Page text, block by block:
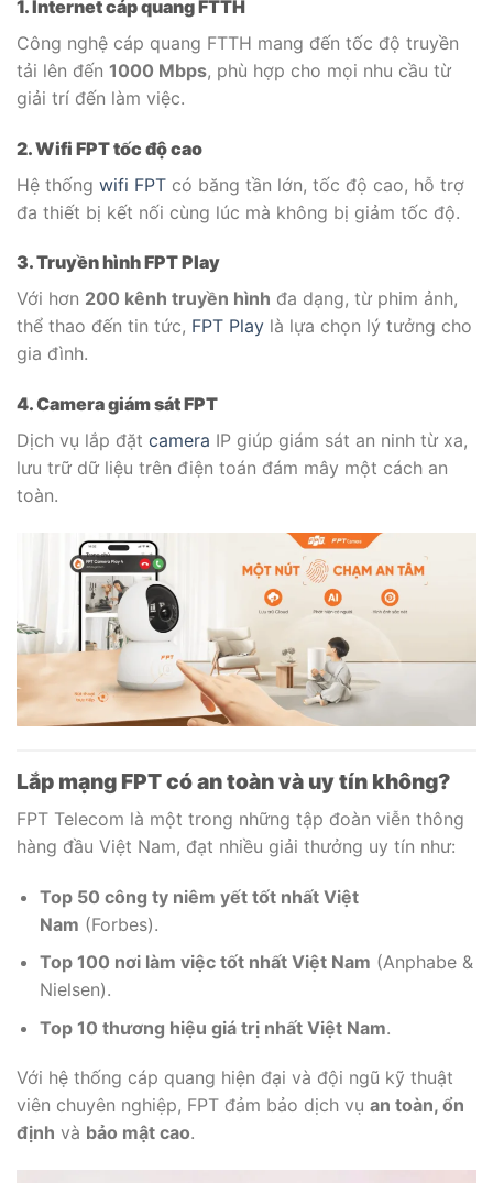
1. Internet cáp quang FTTH
Công nghệ cáp quang FTTH mang đến tốc độ truyền
tải lên đến 1000 Mbps, phù hợp cho mọi nhu cầu từ
giải trí đến làm việc.
2. Wifi FPT tốc độ cao
Hệ thống wifi FPT có băng tần lớn, tốc độ cao, hỗ trợ
đa thiết bị kết nối cùng lúc mà không bị giảm tốc độ.
3. Truyền hình FPT Play
Với hơn 200 kênh truyền hình đa dạng, từ phim ảnh,
thể thao đến tin tức, FPT Play là lựa chọn lý tưởng cho
gia đình.
4. Camera giám sát FPT
Dịch vụ lắp đặt camera IP giúp giám sát an ninh từ xa,
lưu trữ dữ liệu trên điện toán đám mây một cách an
toàn.
Lắp mạng FPT có an toàn và uy tín không?
FPT Telecom là một trong những tập đoàn viễn thông
hàng đầu Việt Nam, đạt nhiều giải thưởng uy tín như:
Top 50 công ty niêm yết tốt nhất Việt
Nam (Forbes).
Top 100 nơi làm việc tốt nhất Việt Nam (Anphabe &
Nielsen).
Top 10 thương hiệu giá trị nhất Việt Nam.
Với hệ thống cáp quang hiện đại và đội ngũ kỹ thuật
viên chuyên nghiệp, FPT đảm bảo dịch vụ an toàn, ổn
định và bảo mật cao.